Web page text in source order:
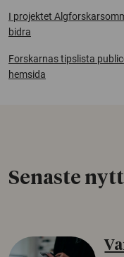
I projektet
bidra
Forskarnas tipslista
hemsida
Senaste nytt